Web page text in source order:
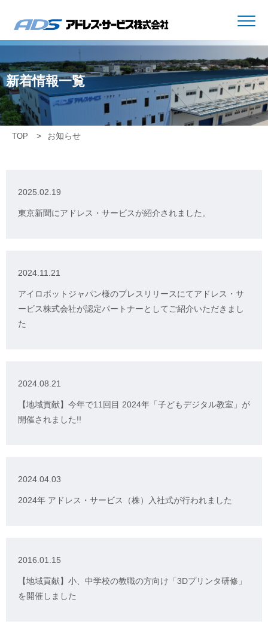
新着情報一覧
TOP お知らせ
2025.02.19
東京新聞にアドレス・サービスが紹介されました。
2024.11.21
アイロボットジャパン様のプレスリリースにてアドレス・サ
ービス株式会社が認定パートナーとしてご紹介いただきまし
た
2024.08.21
【地域貢献】今年で11回目 2024年「子どもデジタル教室」が
開催されました!!
2024.04.03
2024年 アドレス・サービス（株）入社式が行われました
2016.01.15
【地域貢献】小、中学校の教職の方向け「3Dプリンタ研修」
を開催しました